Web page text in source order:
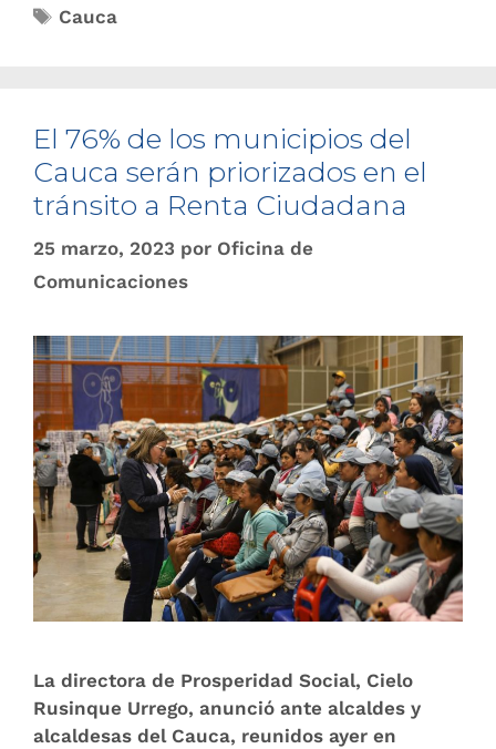
Cauca
El 76% de los municipios del
Cauca serán priorizados en el
tránsito a Renta Ciudadana
25 marzo, 2023 por Oficina de
Comunicaciones
La directora de Prosperidad Social, Cielo
Rusinque Urrego, anunció ante alcaldes y
alcaldesas del Cauca, reunidos ayer en